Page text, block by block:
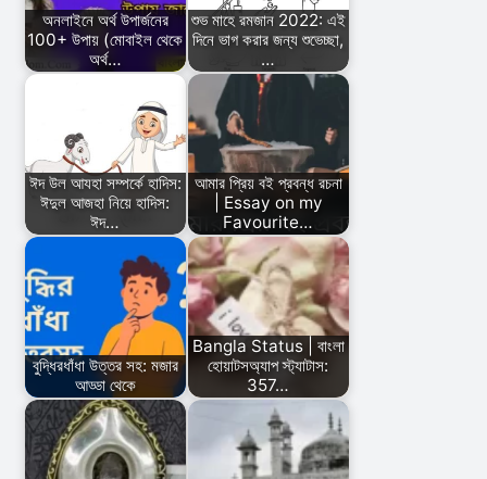
অনলাইনে অর্থ উপার্জনের
100+ উপায় (মোবাইল থেকে
অর্থ…
শুভ মাহে রমজান 2022: এই
দিনে ভাগ করার জন্য শুভেচ্ছা,
…
ঈদ উল আযহা সম্পর্কে হাদিস:
ঈদুল আজহা নিয়ে হাদিস:
ঈদ…
আমার প্রিয় বই প্রবন্ধ রচনা
| Essay on my
Favourite…
বুদ্ধিরধাঁধা উত্তর সহ: মজার
আড্ডা থেকে
Bangla Status | বাংলা
হোয়াটসঅ্যাপ স্ট্যাটাস:
357…